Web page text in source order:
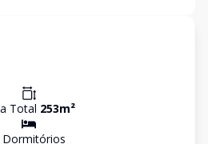
Total 253m²
Dormitórios